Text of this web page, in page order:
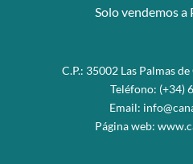
Solo vendemos a
C.P.: 35002 Las Palmas
Teléfono: (+34)
Email:
Página web: